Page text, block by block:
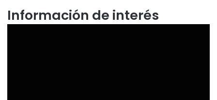
Información de interés